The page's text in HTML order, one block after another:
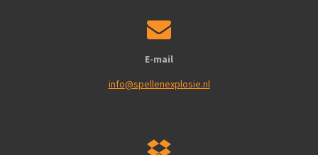
E-mail
info@spellenexplosie.nl